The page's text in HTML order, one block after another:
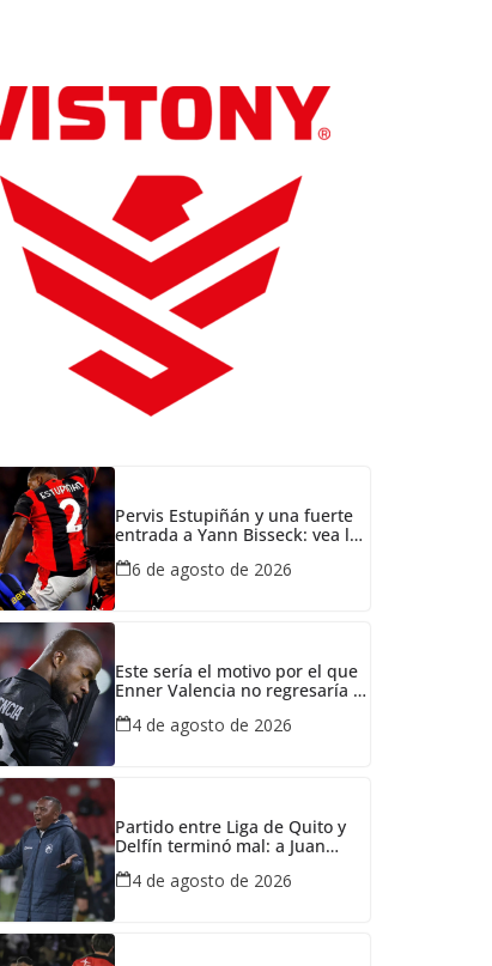
Pervis Estupiñán y una fuerte
entrada a Yann Bisseck: vea la
ecuatoriano
6 de agosto de 2026
Este sería el motivo por el que
Enner Valencia no regresaría a
4 de agosto de 2026
Partido entre Liga de Quito y
Delfín terminó mal: a Juan
lacrimógeno
4 de agosto de 2026